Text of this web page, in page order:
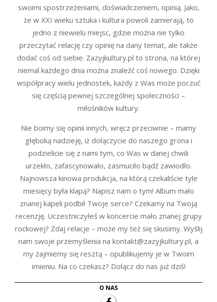
swoimi spostrzeżeniami, doświadczeniem, opinią. Jako,
że w XXI wieku sztuka i kultura powoli zamierają, to
jedno z niewielu miejsc, gdzie można nie tylko
przeczytać relację czy opinię na dany temat, ale także
dodać coś od siebie. Zazyjkultury.pl to strona, na której
niemal każdego dnia można znaleźć coś nowego. Dzięki
współpracy wielu jednostek, każdy z Was może poczuć
się częścią pewnej szczególnej społeczności –
miłośników kultury.
Nie boimy się opinii innych, wręcz przeciwnie – mamy
głęboką nadzieję, iż dołączycie do naszego grona i
podzielicie się z nami tym, co Was w danej chwili
urzekło, zafascynowało, zasmuciło bądź zawiodło.
Najnowsza kinowa produkcja, na którą czekaliście tyle
miesięcy była klapą? Napisz nam o tym! Album mało
znanej kapeli podbił Twoje serce? Czekamy na Twoją
recenzję. Uczestniczyłeś w koncercie mało znanej grupy
rockowej? Zdaj relacje – może my też się skusimy. Wyślij
nam swoje przemyślenia na kontakt@zazyjkultury.pl, a
my zajmiemy się resztą – opublikujemy je w Twoim
imieniu. Na co czekasz? Dołącz do nas już dziś!
O NAS